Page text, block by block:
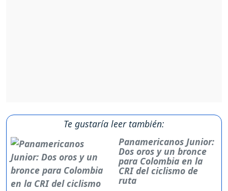
Te gustaría leer también:
Panamericanos Junior:
Dos oros y un bronce
para Colombia en la
CRI del ciclismo de
ruta